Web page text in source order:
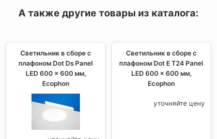
А также другие товары из каталога:
Светильник в сборе с
плафоном Dot Ds Panel
LED 600 x 600 мм,
Ecophon
Светильник в сборе с
плафоном Dot E T24 Panel
LED 600 x 600 мм,
Ecophon
уточняйте цену